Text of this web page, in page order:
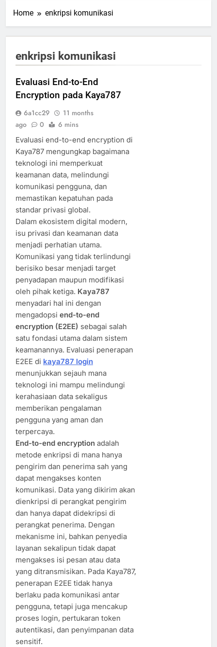
Home enkripsi komunikasi
enkripsi komunikasi
Evaluasi End-to-End
Encryption pada Kaya787
6a1cc29
11 months
ago
0 6 mins
Evaluasi end-to-end encryption di
Kaya787 mengungkap bagaimana
teknologi ini memperkuat
keamanan data, melindungi
komunikasi pengguna, dan
memastikan kepatuhan pada
standar privasi global.
Dalam ekosistem digital modern,
isu privasi dan keamanan data
menjadi perhatian utama.
Komunikasi yang tidak terlindungi
berisiko besar menjadi target
penyadapan maupun modifikasi
oleh pihak ketiga. Kaya787
menyadari hal ini dengan
mengadopsi end-to-end
encryption (E2EE) sebagai salah
satu fondasi utama dalam sistem
keamanannya. Evaluasi penerapan
E2EE di kaya787 login
menunjukkan sejauh mana
teknologi ini mampu melindungi
kerahasiaan data sekaligus
memberikan pengalaman
pengguna yang aman dan
terpercaya.
End-to-end encryption adalah
metode enkripsi di mana hanya
pengirim dan penerima sah yang
dapat mengakses konten
komunikasi. Data yang dikirim akan
dienkripsi di perangkat pengirim
dan hanya dapat didekripsi di
perangkat penerima. Dengan
mekanisme ini, bahkan penyedia
layanan sekalipun tidak dapat
mengakses isi pesan atau data
yang ditransmisikan. Pada Kaya787,
penerapan E2EE tidak hanya
berlaku pada komunikasi antar
pengguna, tetapi juga mencakup
proses login, pertukaran token
autentikasi, dan penyimpanan data
sensitif.